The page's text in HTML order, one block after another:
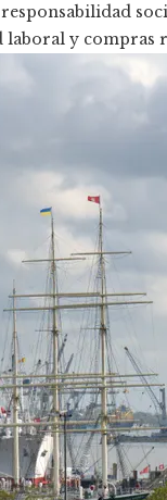
y compras